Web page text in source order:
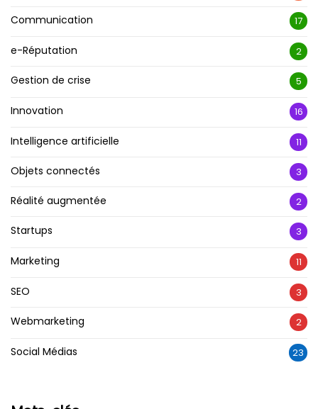
Communication 17
e-Réputation 2
Gestion de crise 5
Innovation 16
Intelligence artificielle 11
Objets connectés 3
Réalité augmentée 2
Startups 3
Marketing 11
SEO 3
Webmarketing 2
Social Médias 23